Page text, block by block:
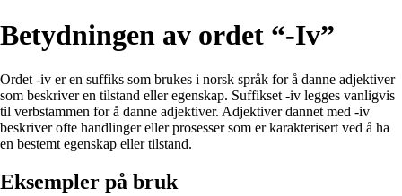
Betydningen av ordet “-Iv”
Ordet -iv er en suffiks som brukes i norsk språk for å danne adjektiver
som beskriver en tilstand eller egenskap. Suffikset -iv legges vanligvis
til verbstammen for å danne adjektiver. Adjektiver dannet med -iv
beskriver ofte handlinger eller prosesser som er karakterisert ved å ha
en bestemt egenskap eller tilstand.
Eksempler på bruk